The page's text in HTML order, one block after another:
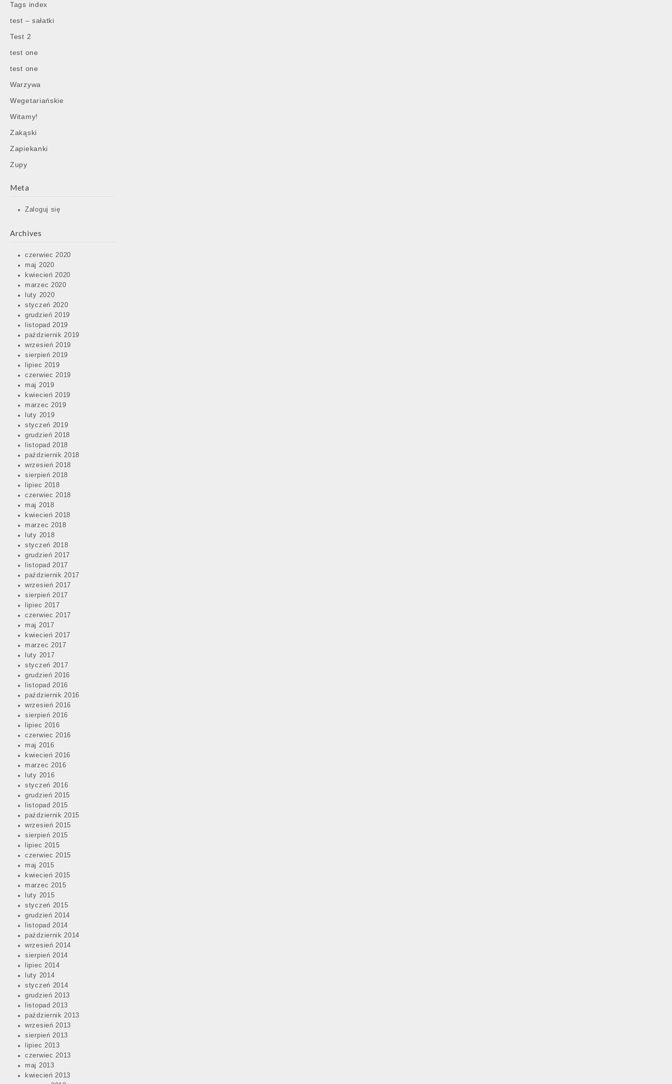
Tags index
test – sałatki
Test 2
test one
test one
Warzywa
Wegetariańskie
Witamy!
Zakąski
Zapiekanki
Zupy
Meta
Zaloguj się
Archives
czerwiec 2020
maj 2020
kwiecień 2020
marzec 2020
luty 2020
styczeń 2020
grudzień 2019
listopad 2019
październik 2019
wrzesień 2019
sierpień 2019
lipiec 2019
czerwiec 2019
maj 2019
kwiecień 2019
marzec 2019
luty 2019
styczeń 2019
grudzień 2018
listopad 2018
październik 2018
wrzesień 2018
sierpień 2018
lipiec 2018
czerwiec 2018
maj 2018
kwiecień 2018
marzec 2018
luty 2018
styczeń 2018
grudzień 2017
listopad 2017
październik 2017
wrzesień 2017
sierpień 2017
lipiec 2017
czerwiec 2017
maj 2017
kwiecień 2017
marzec 2017
luty 2017
styczeń 2017
grudzień 2016
listopad 2016
październik 2016
wrzesień 2016
sierpień 2016
lipiec 2016
czerwiec 2016
maj 2016
kwiecień 2016
marzec 2016
luty 2016
styczeń 2016
grudzień 2015
listopad 2015
październik 2015
wrzesień 2015
sierpień 2015
lipiec 2015
czerwiec 2015
maj 2015
kwiecień 2015
marzec 2015
luty 2015
styczeń 2015
grudzień 2014
listopad 2014
październik 2014
wrzesień 2014
sierpień 2014
lipiec 2014
luty 2014
styczeń 2014
grudzień 2013
listopad 2013
październik 2013
wrzesień 2013
sierpień 2013
lipiec 2013
czerwiec 2013
maj 2013
kwiecień 2013